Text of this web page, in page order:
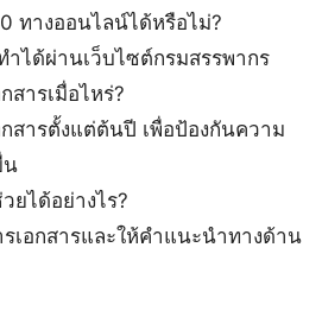
ทางออนไลน์ได้หรือไม่?
ำได้ผ่านเว็บไซต์กรมสรรพากร
สารเมื่อไหร่?
กสารตั้งแต่ต้นปี เพื่อป้องกันความ
น
ได้อย่างไร?
เอกสารและให้คำแนะนำทางด้าน